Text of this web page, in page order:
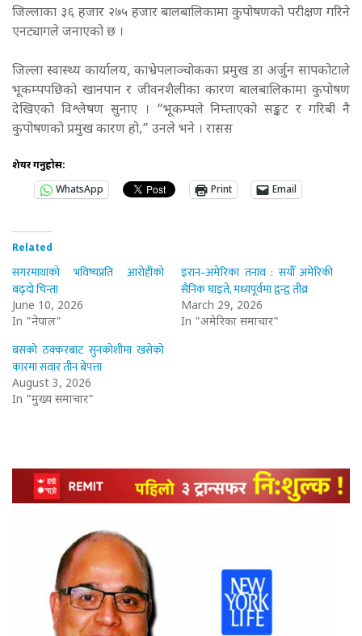
जिल्लाका ३६ हजार २७५ हजार बालबालिकामा कुपोषणको परीक्षण गरिने
एनट्यागले जनाएको छ ।
जिल्ला स्वास्थ्य कार्यालय, काभ्रेपलाञ्चोकका प्रमुख डा अर्जुन सापकोटाले
भूकम्पपछिको खानपान र जीवनशैलीका कारण बालबालिकामा कुपोषण
देखिएको विश्लेषण सुनाए । “भूकम्पले निम्ताएको सङ्कट र गरिबी नै
कुपोषणको प्रमुख कारण हो,” उनले भने । रासस
शेयर गर्नुहोस:
WhatsApp
Print Email
Related
सगरमाथाको भविष्यप्रति आरोहीको
बढ्दो चिन्ता
June 10, 2026
In "नेपाल"
इरान–अमेरिका तनाव : सयौँ अमेरिकी
सैनिक घाइते, मध्यपूर्वमा द्वन्द्व तीव्र
March 29, 2026
In "अमेरिका समाचार"
बसको ठक्करबाट सुनकोशीमा खसेको
कारमा सवार तीन बेपत्ता
August 3, 2026
In "मुख्य समाचार"